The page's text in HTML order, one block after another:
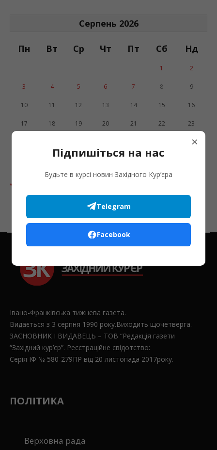
Серпень 2026
Пн Вт Ср Чт Пт Сб Нд
« Лип
1 2
3 4 5 6 7 8 9
10 11 12 13 14 15 16
17 18 19 20 21 22 23
30
Івано-Франківська тижнева газета.
Видається з 3 серпня 1990 року.Виходить щочетверга.
ЗАСНОВНИК І ВИДАВЕЦЬ – ТОВ “Редакція газети
“Західний кур’єр”. Реєстраційне свідотство:
Серія ІФ № 580-279ПР від 20 листопада 2017року.
ПОЛІТИКА
Верховна рада
×
Підпишіться на нас
Будьте в курсі новин Західного Кур’єра
Telegram
Facebook